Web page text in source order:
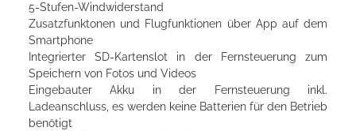
5‑Stufen-Windwiderstand
Zusatzfunktonen und Flugfunktionen über App auf dem
Smartphone
Integrierter SD-Kartenslot in der Fernsteuerung zum
Speichern von Fotos und Videos
Eingebauter Akku in der Fernsteuerung inkl.
Ladeanschluss, es werden keine Batterien für den Betrieb
benötigt